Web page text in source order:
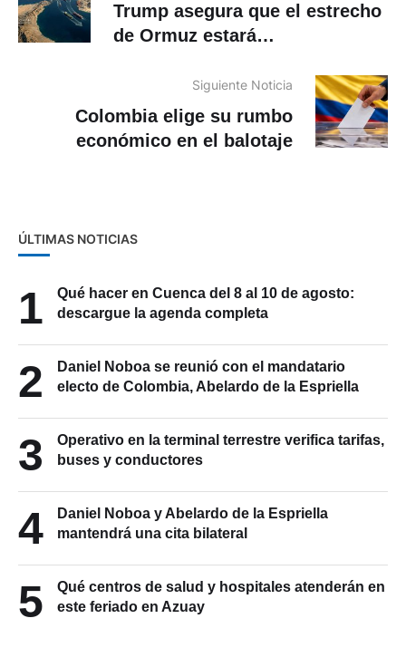
Trump asegura que el estrecho
de Ormuz estará
Siguiente Noticia
Colombia elige su rumbo
económico en el balotaje
ÚLTIMAS NOTICIAS
1
Qué hacer en Cuenca del 8 al 10 de agosto:
descargue la agenda completa
2
Daniel Noboa se reunió con el mandatario
electo de Colombia, Abelardo de la Espriella
3
Operativo en la terminal terrestre verifica tarifas,
buses y conductores
4
Daniel Noboa y Abelardo de la Espriella
mantendrá una cita bilateral
5
Qué centros de salud y hospitales atenderán en
este feriado en Azuay